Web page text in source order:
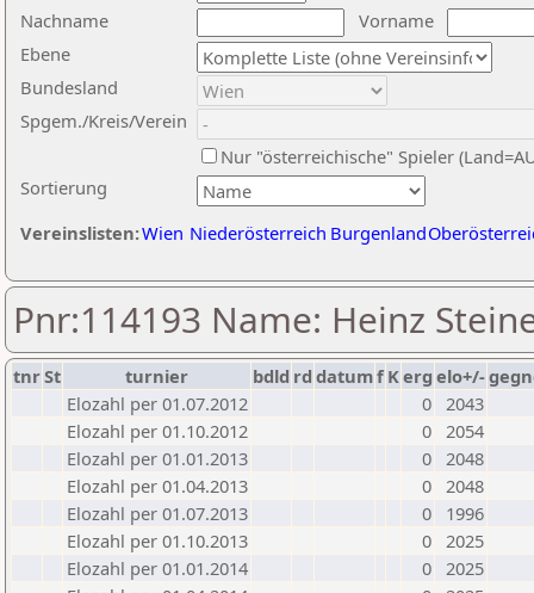
Nachname
Vorname
Ebene
Sortierung
Bundesland
Spgem./Kreis/Verein
Nur "österreichische" Spieler
Vereinslisten:Wien Niederösterreich Burgenland
Pnr:114193 Name: Heinz
tnrSt turnier bdld rd datumf Kerg elo+/-
Elozahl per 01.07.2012
0 2043
Elozahl per 01.10.2012
0 2054
Elozahl per 01.01.2013
0 2048
Elozahl per 01.04.2013
0 2048
Elozahl per 01.07.2013
0
1996
Elozahl per 01.10.2013
0 2025
Elozahl per 01.01.2014
0 2025